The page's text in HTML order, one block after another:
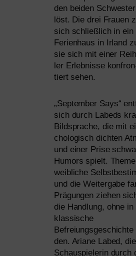
den bei­den
löst. Die drei Frauen
sich schließ­lich in ein
Ferienhaus in Irland
sie sich mit einer
ler Erlebnisse
tiert sehen.
„September Says“
sich durch Labeds
Bildsprache, die mit
cho­lo­gisch dich­ten
und einer Prise
Humors spielt.
weib­li­che
und die Weitergabe
Prägungen zie­hen
die Handlung, ohne in
klas­si­sche
den. Ariane Labed,
Schauspielerin durch